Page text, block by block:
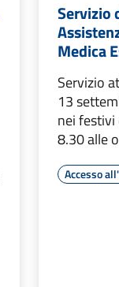
Servizio
Medica
Servizio
13
nei
8.30 alle
Accesso